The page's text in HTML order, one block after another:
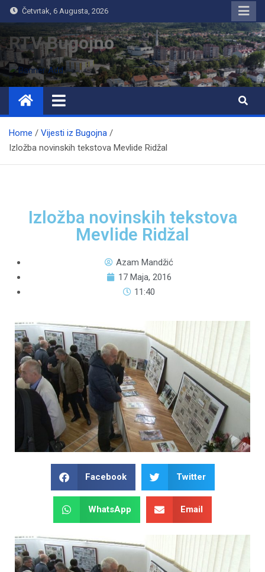
Četvrtak, 6 Augusta, 2026
RTV Bugojno
Home
Vijesti iz Bugojna
Izložba novinskih tekstova Mevlide Ridžal
Izložba novinskih tekstova
Mevlide Ridžal
Azam Mandžić
17 Maja, 2016
11:40
Facebook Twitter
WhatsApp Email